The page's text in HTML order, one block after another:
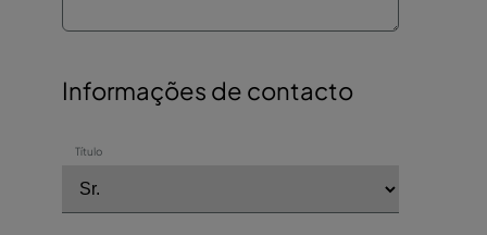
Informações de contacto
Título